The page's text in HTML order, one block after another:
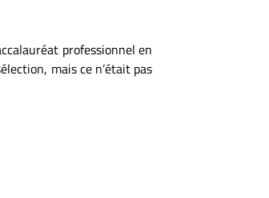
professionnel en
ection, mais ce n’était pas